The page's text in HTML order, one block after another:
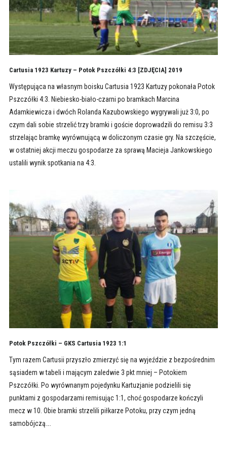
Cartusia 1923 Kartuzy – Potok Pszczółki 4:3 [ZDJĘCIA] 2019
Występująca na własnym boisku Cartusia 1923 Kartuzy pokonała Potok
Pszczółki 4:3. Niebiesko-biało-czarni po bramkach Marcina
Adamkiewicza i dwóch Rolanda Kazubowskiego wygrywali już 3:0, po
czym dali sobie strzelić trzy bramki i goście doprowadzili do remisu 3:3
strzelając bramkę wyrównującą w doliczonym czasie gry. Na szczęście,
w ostatniej akcji meczu gospodarze za sprawą Macieja Jankowskiego
ustalili wynik spotkania na 4:3.
Potok Pszczółki – GKS Cartusia 1923 1:1
Tym razem Cartusii przyszło zmierzyć się na wyjeździe z bezpośrednim
sąsiadem w tabeli i mającym zaledwie 3 pkt mniej – Potokiem
Pszczółki. Po wyrównanym pojedynku Kartuzjanie podzielili się
punktami z gospodarzami remisując 1:1, choć gospodarze kończyli
mecz w 10. Obie bramki strzelili piłkarze Potoku, przy czym jedną
samobójczą….